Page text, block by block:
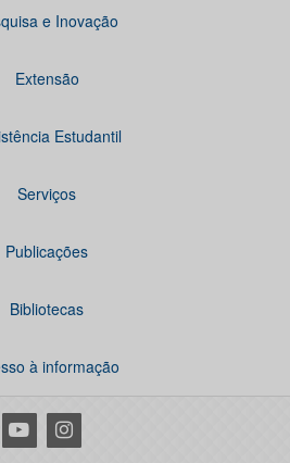
e Inovação
Extensão
Estudantil
Serviços
Publicações
Bibliotecas
à informação
YoutubeInstagram